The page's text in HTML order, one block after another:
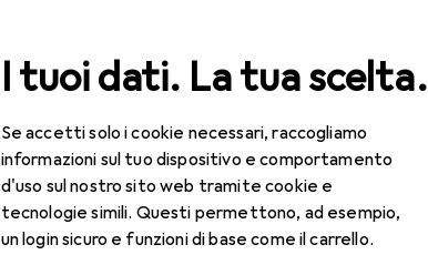
I tuoi dati. La tua scelta.
Se accetti solo i cookie necessari, raccogliamo
informazioni sul tuo dispositivo e comportamento
d'uso sul nostro sito web tramite cookie e
tecnologie simili. Questi permettono, ad esempio,
un login sicuro e funzioni di base come il carrello.
Cerca
Tutte le categorie Animali domestici
Gatti